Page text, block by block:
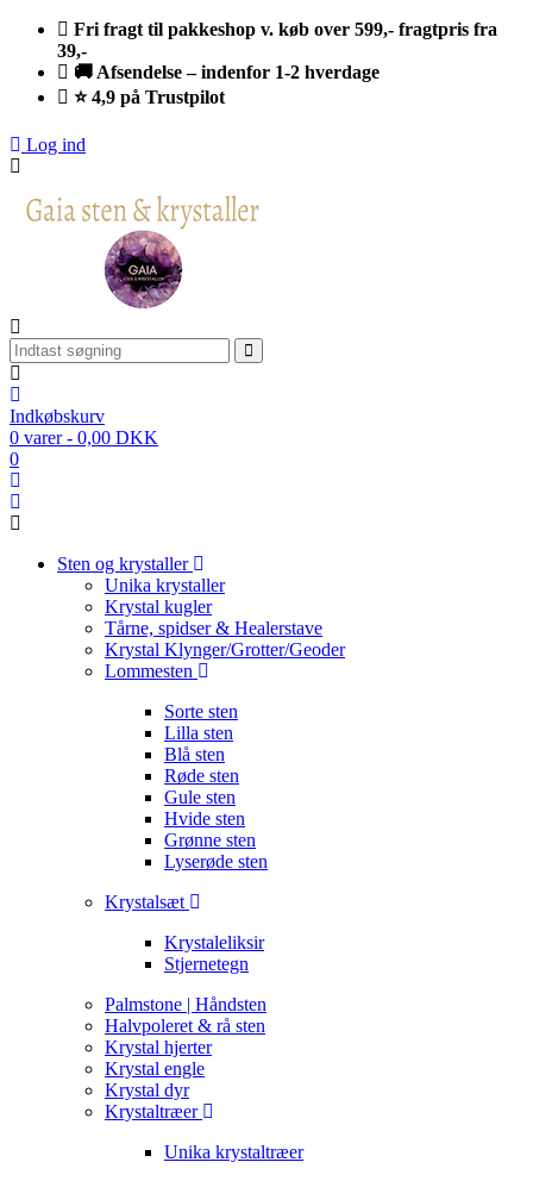
Fri fragt til pakkeshop v. køb over 599,- fragtpris fra
39,-
🚚 Afsendelse – indenfor 1-2 hverdage
⭐ 4,9 på Trustpilot
Log ind
Indkøbskurv
0 varer - 0,00 DKK
0
Sten og krystaller
Unika krystaller
Krystal kugler
Tårne, spidser & Healerstave
Krystal Klynger/Grotter/Geoder
Lommesten
Sorte sten
Lilla sten
Blå sten
Røde sten
Gule sten
Hvide sten
Grønne sten
Lyserøde sten
Krystalsæt
Krystaleliksir
Stjernetegn
Palmstone | Håndsten
Halvpoleret & rå sten
Krystal hjerter
Krystal engle
Krystal dyr
Krystaltræer
Unika krystaltræer